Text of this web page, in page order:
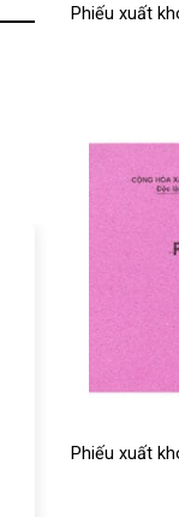
Phiếu xuất
Phiếu xuất